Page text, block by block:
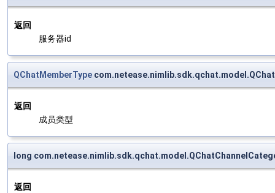
返回
服务器id
QChatMemberType
返回
成员类型
long
返回